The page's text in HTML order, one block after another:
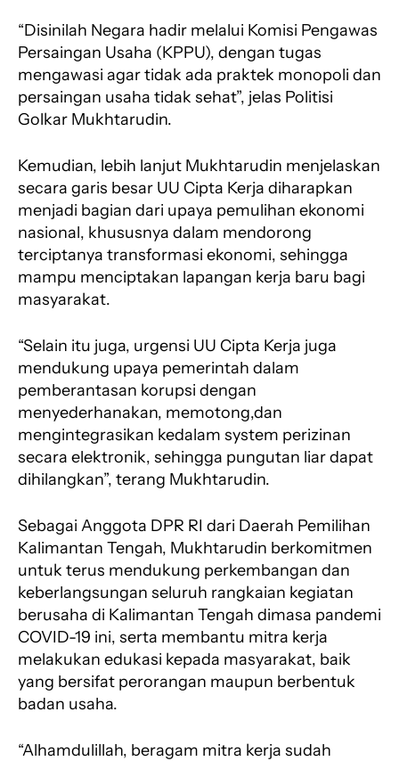
“Disinilah Negara hadir melalui Komisi Pengawas
Persaingan Usaha (KPPU), dengan tugas
mengawasi agar tidak ada praktek monopoli dan
persaingan usaha tidak sehat”, jelas Politisi
Golkar Mukhtarudin.
Kemudian, lebih lanjut Mukhtarudin menjelaskan
secara garis besar UU Cipta Kerja diharapkan
menjadi bagian dari upaya pemulihan ekonomi
nasional, khususnya dalam mendorong
terciptanya transformasi ekonomi, sehingga
mampu menciptakan lapangan kerja baru bagi
masyarakat.
“Selain itu juga, urgensi UU Cipta Kerja juga
mendukung upaya pemerintah dalam
pemberantasan korupsi dengan
menyederhanakan, memotong,dan
mengintegrasikan kedalam system perizinan
secara elektronik, sehingga pungutan liar dapat
dihilangkan”, terang Mukhtarudin.
Sebagai Anggota DPR RI dari Daerah Pemilihan
Kalimantan Tengah, Mukhtarudin berkomitmen
untuk terus mendukung perkembangan dan
keberlangsungan seluruh rangkaian kegiatan
berusaha di Kalimantan Tengah dimasa pandemi
COVID-19 ini, serta membantu mitra kerja
melakukan edukasi kepada masyarakat, baik
yang bersifat perorangan maupun berbentuk
badan usaha.
“Alhamdulillah, beragam mitra kerja sudah